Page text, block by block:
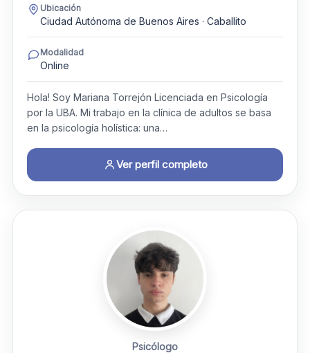
Ubicación
Ciudad Autónoma de Buenos Aires · Caballito
Modalidad
Online
Hola! Soy Mariana Torrejón Licenciada en Psicología
por la UBA. ​Mi trabajo en la clínica de adultos se basa
en la psicología holística: una…
Ver perfil completo
Psicólogo